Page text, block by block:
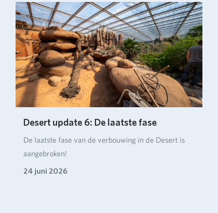
Desert update 6: De laatste fase
De laatste fase van de verbouwing in de Desert is
aangebroken!
24 juni 2026